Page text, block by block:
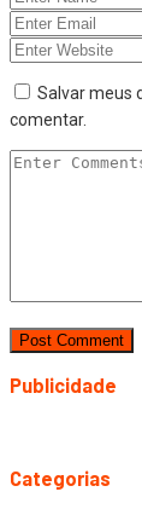
Salvar meus
comentar.
Publicidade
Categorias